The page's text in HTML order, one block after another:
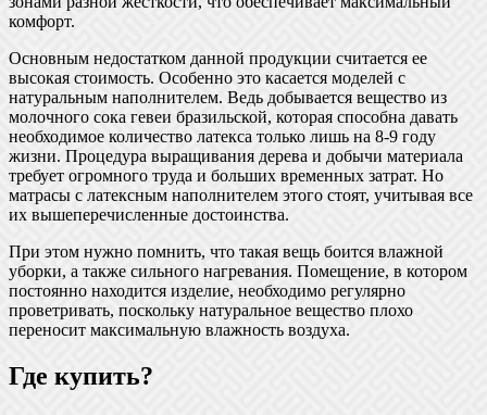
комфорт.
Основным недостатком данной продукции считается ее
высокая стоимость. Особенно это касается моделей с
натуральным наполнителем. Ведь добывается вещество из
молочного сока гевеи бразильской, которая способна давать
необходимое количество латекса только лишь на 8-9 году
жизни. Процедура выращивания дерева и добычи материала
требует огромного труда и больших временных затрат. Но
матрасы с латексным наполнителем этого стоят, учитывая все
их вышеперечисленные достоинства.
При этом нужно помнить, что такая вещь боится влажной
уборки, а также сильного нагревания. Помещение, в котором
постоянно находится изделие, необходимо регулярно
проветривать, поскольку натуральное вещество плохо
переносит максимальную влажность воздуха.
Где купить?